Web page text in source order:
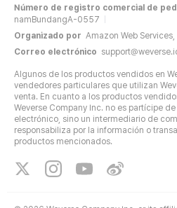
Número de registro comercial de
namBundangA-0557
Organizado por Amazon Web Services,
Correo electrónico
Algunos de los productos vendidos en
vendedores particulares que utilizan
venta. En cuanto a los productos
Weverse Company Inc. no es partícipe
electrónico, sino un intermediario de
responsabiliza por la información o
productos mencionados.